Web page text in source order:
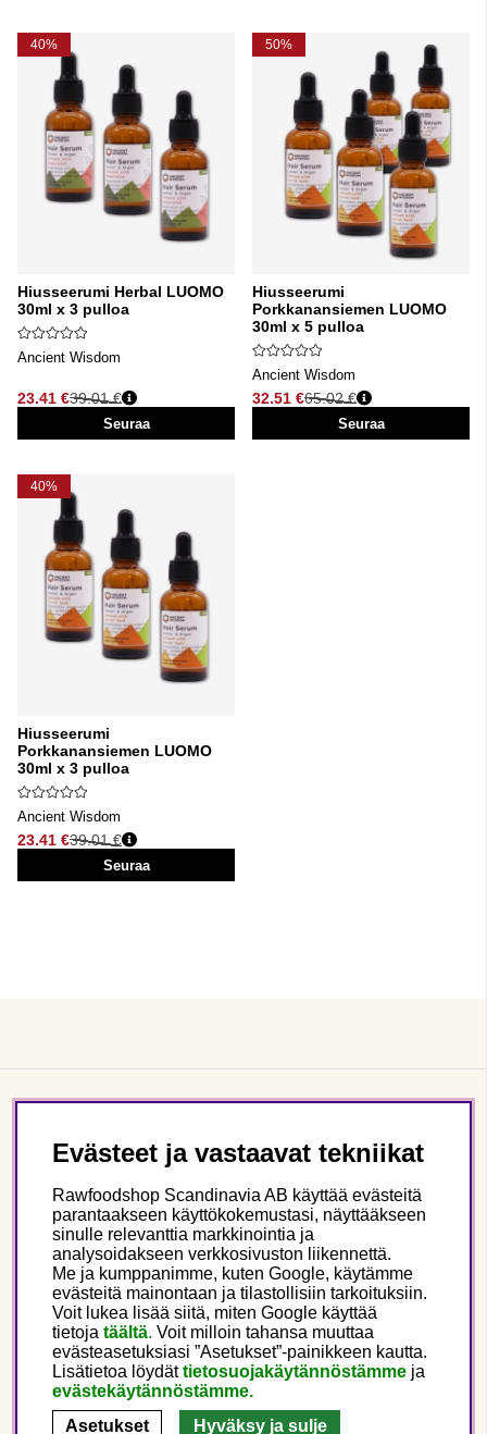
40%
Hiusseerumi Herbal LUOMO
30ml x 3 pulloa
Ancient Wisdom
23.41 €
Normaali hinta
39.01 €
Seuraa
50%
Hiusseerumi
Porkkanansiemen LUOMO
30ml x 5 pulloa
Ancient Wisdom
32.51 €
Normaali hinta
65.02 €
Seuraa
40%
Hiusseerumi
Porkkanansiemen LUOMO
30ml x 3 pulloa
Ancient Wisdom
23.41 €
Normaali hinta
39.01 €
Seuraa
Seuraa meitä
Tämä on Rawfoodshop
Finland
Evästeet ja vastaavat tekniikat
Rawfoodshop Scandinavia AB käyttää evästeitä
parantaakseen käyttökokemustasi, näyttääkseen
sinulle relevanttia markkinointia ja
analysoidakseen verkkosivuston liikennettä.
Me ja kumppanimme, kuten Google, käytämme
evästeitä mainontaan ja tilastollisiin tarkoituksiin.
Voit lukea lisää siitä, miten Google käyttää
tietoja täältä. Voit milloin tahansa muuttaa
evästeasetuksiasi ”Asetukset”-painikkeen kautta.
Lisätietoa löydättietosuojakäytännöstämme ja
evästekäytännöstämme.
Asetukset
Hyväksy ja sulje